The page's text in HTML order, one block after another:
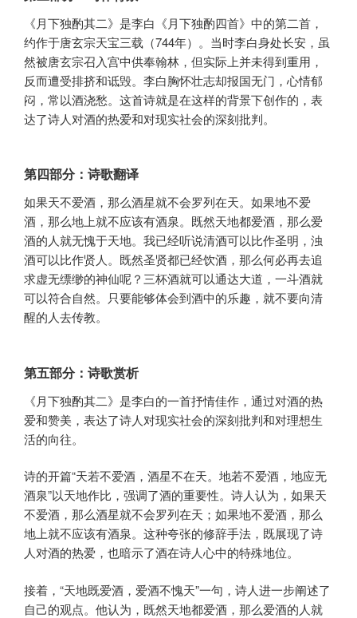
《月下独酌其二》是李白《月下独酌四首》中的第二首，
约作于唐玄宗天宝三载（744年）。当时李白身处长安，虽
然被唐玄宗召入宫中供奉翰林，但实际上并未得到重用，
反而遭受排挤和诋毁。李白胸怀壮志却报国无门，心情郁
闷，常以酒浇愁。这首诗就是在这样的背景下创作的，表
达了诗人对酒的热爱和对现实社会的深刻批判。
第四部分：诗歌翻译
如果天不爱酒，那么酒星就不会罗列在天。如果地不爱
酒，那么地上就不应该有酒泉。既然天地都爱酒，那么爱
酒的人就无愧于天地。我已经听说清酒可以比作圣明，浊
酒可以比作贤人。既然圣贤都已经饮酒，那么何必再去追
求虚无缥缈的神仙呢？三杯酒就可以通达大道，一斗酒就
可以符合自然。只要能够体会到酒中的乐趣，就不要向清
醒的人去传教。
第五部分：诗歌赏析
《月下独酌其二》是李白的一首抒情佳作，通过对酒的热
爱和赞美，表达了诗人对现实社会的深刻批判和对理想生
活的向往。
诗的开篇“天若不爱酒，酒星不在天。地若不爱酒，地应无
酒泉”以天地作比，强调了酒的重要性。诗人认为，如果天
不爱酒，那么酒星就不会罗列在天；如果地不爱酒，那么
地上就不应该有酒泉。这种夸张的修辞手法，既展现了诗
人对酒的热爱，也暗示了酒在诗人心中的特殊地位。
接着，“天地既爱酒，爱酒不愧天”一句，诗人进一步阐述了
自己的观点。他认为，既然天地都爱酒，那么爱酒的人就